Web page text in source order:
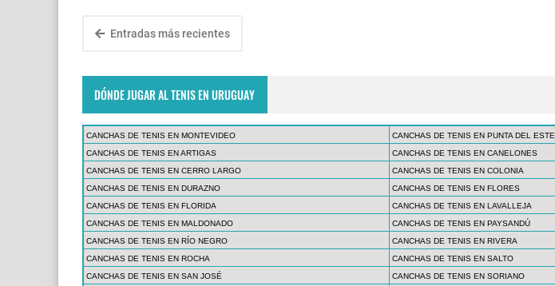
Entradas más recientes
DÓNDE JUGAR AL TENIS EN URUGUAY
CANCHAS DE TENIS EN MONTEVIDEO
CANCHAS DE TENIS EN PUNTA DEL ESTE
CANCHAS DE TENIS EN ARTIGAS
CANCHAS DE TENIS EN CANELONES
CANCHAS DE TENIS EN CERRO LARGO
CANCHAS DE TENIS EN COLONIA
CANCHAS DE TENIS EN DURAZNO
CANCHAS DE TENIS EN FLORES
CANCHAS DE TENIS EN FLORIDA
CANCHAS DE TENIS EN LAVALLEJA
CANCHAS DE TENIS EN MALDONADO
CANCHAS DE TENIS EN PAYSANDÚ
CANCHAS DE TENIS EN RÍO NEGRO
CANCHAS DE TENIS EN RIVERA
CANCHAS DE TENIS EN ROCHA
CANCHAS DE TENIS EN SALTO
CANCHAS DE TENIS EN SAN JOSÉ
CANCHAS DE TENIS EN SORIANO